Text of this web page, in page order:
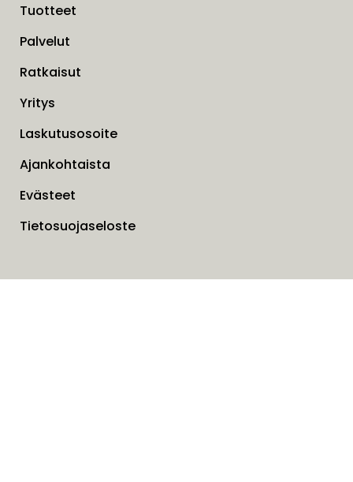
Tuotteet
Palvelut
Ratkaisut
Yritys
Laskutusosoite
Ajankohtaista
Evästeet
Tietosuojaseloste